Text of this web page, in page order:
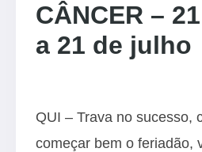
CÂNCER –
a 21 de julho
QUI – Trava no sucesso,
começar bem o feriadão,